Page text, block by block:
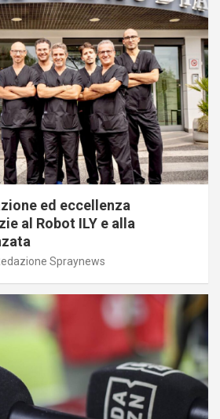
ed eccellenza
al Robot ILY e alla
Spraynews